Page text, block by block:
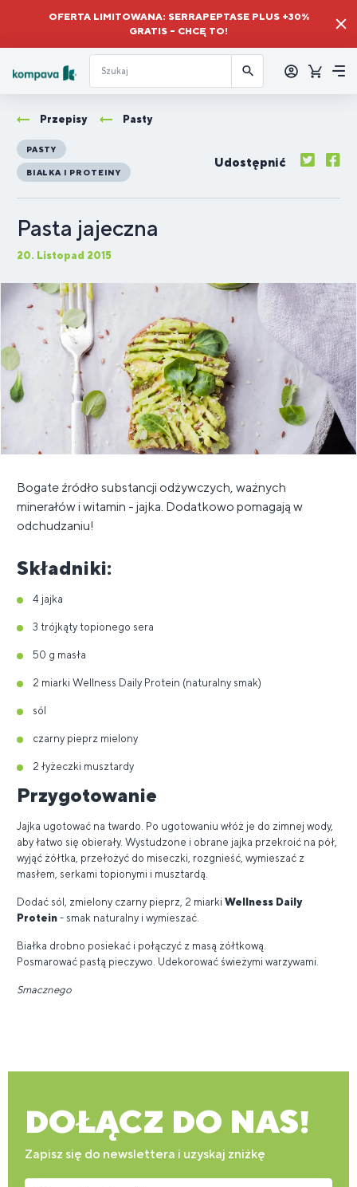
OFERTA LIMITOWANA: SERRAPEPTASE PLUS +30%
GRATIS – CHCĘ TO!
się
Koszyk
Przepisy Pasty
PASTY
BIAŁKA I PROTEINY
Udostępnić
Pasta jajeczna
20. Listopad 2015
Bogate źródło substancji odżywczych, ważnych
minerałów i witamin - jajka. Dodatkowo pomagają w
odchudzaniu!
Składniki:
4 jajka
3 trójkąty topionego sera
50 g masła
2 miarki Wellness Daily Protein (naturalny smak)
sól
czarny pieprz mielony
2 łyżeczki musztardy
Przygotowanie
Jajka ugotować na twardo. Po ugotowaniu włóż je do zimnej wody,
aby łatwo się obierały. Wystudzone i obrane jajka przekroić na pół,
wyjąć żółtka, przełożyć do miseczki, rozgnieść, wymieszać z
masłem, serkami topionymi i musztardą.
Dodać sól, zmielony czarny pieprz, 2 miarki Wellness Daily
Protein - smak naturalny i wymieszać.
Białka drobno posiekać i połączyć z masą żółtkową.
Posmarować pastą pieczywo. Udekorować świeżymi warzywami.
Smacznego
DOŁĄCZ DO NAS!
Zapisz się do newslettera i uzyskaj zniżkę